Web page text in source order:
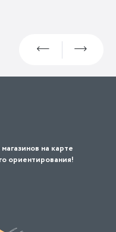
на карте
ориентирования!